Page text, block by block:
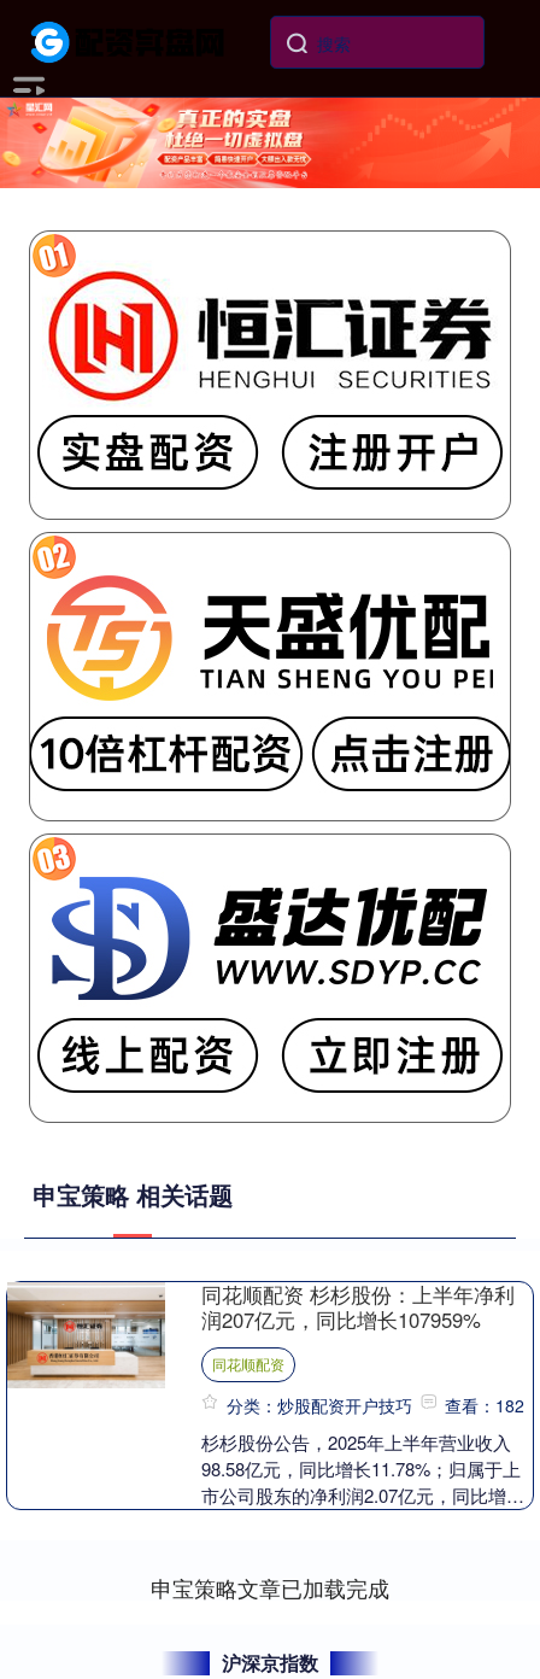
申宝策略 相关话题
同花顺配资 杉杉股份：上半年净利
润207亿元，同比增长107959%
同花顺配资
分类：炒股配资开户技巧 查看：182
杉杉股份公告，2025年上半年营业收入
98.58亿元，同比增长11.78%；归属于上
市公司股东的净利润2.07亿元，同比增长
申宝策略文章已加载完成
沪深京指数